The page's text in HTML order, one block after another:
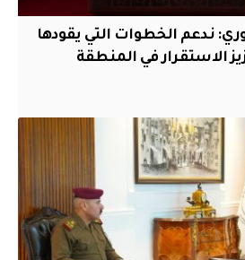
ندعم الخطوات التي يقودها
الاستقرار في المنطقة